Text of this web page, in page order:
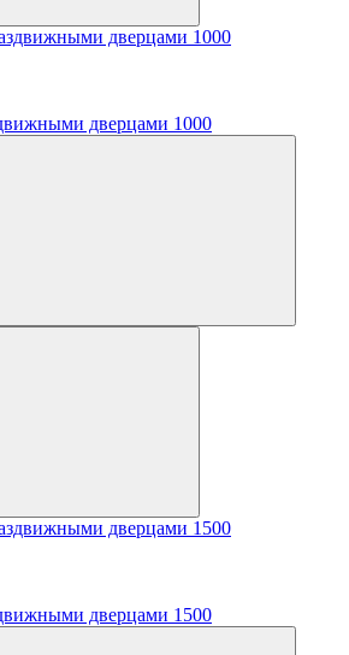
дверцами 1000
дверцами 1500